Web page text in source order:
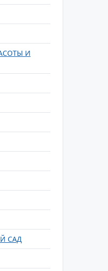
И
САД